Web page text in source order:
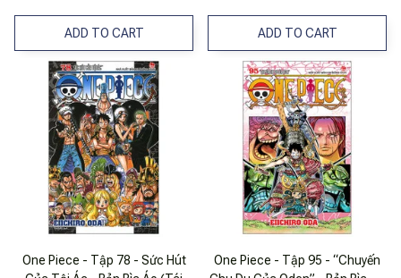
ADD TO CART ADD TO CART
One Piece - Tập 78 - Sức Hút
One Piece - Tập 95 - “Chuyến